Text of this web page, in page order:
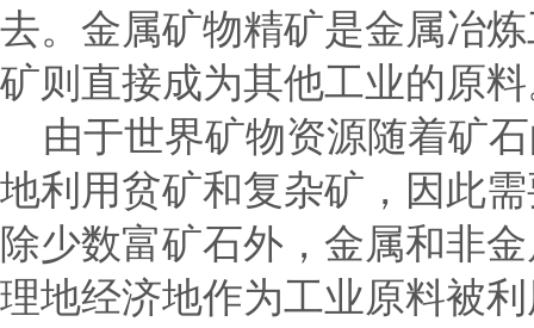
去。金属矿物精矿是金属冶
矿则直接成为其他工业的原
由于世界矿物资源随着矿
地利用贫矿和复杂矿，因此
除少数富矿石外，金属和非
理地经济地作为工业原料被